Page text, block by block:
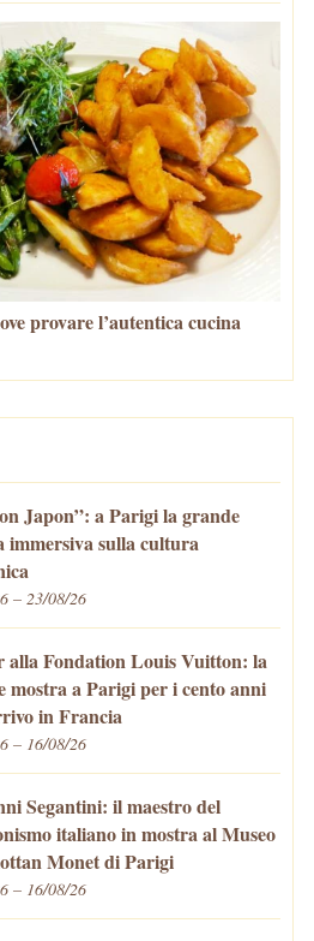
provare l’autentica cucina
Japon”: a Parigi la grande
immersiva sulla cultura
– 23/08/26
alla Fondation Louis Vuitton: la
mostra a Parigi per i cento anni
in Francia
– 16/08/26
Segantini: il maestro del
italiano in mostra al Museo
Monet di Parigi
– 16/08/26